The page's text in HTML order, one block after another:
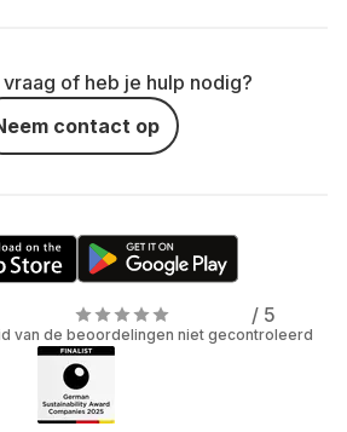
of heb je hulp nodig?
contact op
/ 5
van de beoordelingen niet gecontroleerd